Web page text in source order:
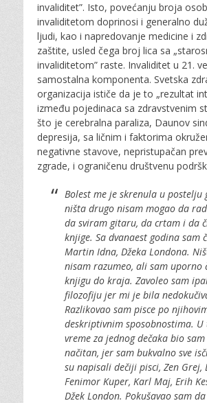
invaliditet”. Isto, povećanju broja
invaliditetom doprinosi i generalno
ljudi, kao i napredovanje medicine i
zaštite, usled čega broj lica sa
invaliditetom” raste. Invaliditet u 21.
samostalna komponenta. Svetska
organizacija ističe da je to „rezultat
između pojedinaca sa zdravstvenim
što je cerebralna paraliza, Daunov
depresija, sa ličnim i faktorima
negativne stavove, nepristupačan
zgrade, i ograničenu društvenu
Bolest me je skrenula u postelju
ništa drugo nisam mogao da
da sviram gitaru, da crtam i da
knjige. Sa dvanaest godina sam
Martin Idna, Džeka Londona.
nisam razumeo, ali sam uporno
knjigu do kraja. Zavoleo sam
filozofiju jer mi je bila
Razlikovao sam pisce po
deskriptivnim sposobnostima. U
vreme za jednog dečaka bio
načitan, jer sam bukvalno sve
su napisali dečiji pisci, Zen Grej,
Fenimor Kuper, Karl Maj, Erih
Džek London. Pokušavao sam